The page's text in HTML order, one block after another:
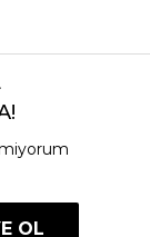
OL